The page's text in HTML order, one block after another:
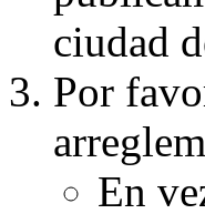
ciudad
Por
En